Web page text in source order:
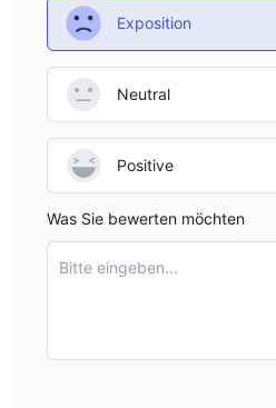
Exposition
Neutral
Positive
Was Sie bewerten möchten
Bitte eingeben...